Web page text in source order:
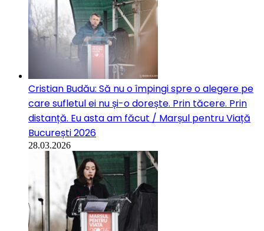
Cristian Budău: Să nu o împingi spre o alegere pe
care sufletul ei nu și-o dorește. Prin tăcere. Prin
distanță. Eu asta am făcut / Marșul pentru Viață
București 2026
28.03.2026